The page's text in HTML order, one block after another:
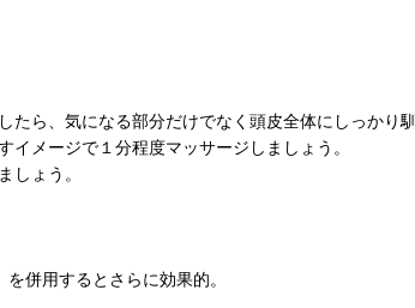
たら、気になる部分だけでなく頭皮全体にしっかり
イメージで１分程度マッサージしましょう。
しょう。
併用するとさらに効果的。